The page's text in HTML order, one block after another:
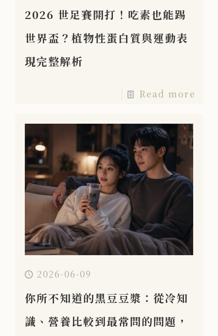
2026 世足賽開打！吃素也能踢
世界盃？植物性蛋白質與運動表
現完整解析
Read more
2026-06-09
你所不知道的黑豆豆漿：從冷知
識、營養比較到最常問的問題，